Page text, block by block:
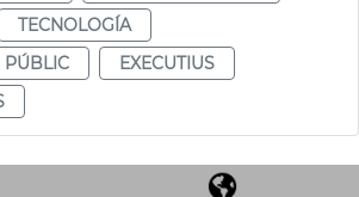
TECNOLOGÍA
PÚBLIC
EXECUTIUS